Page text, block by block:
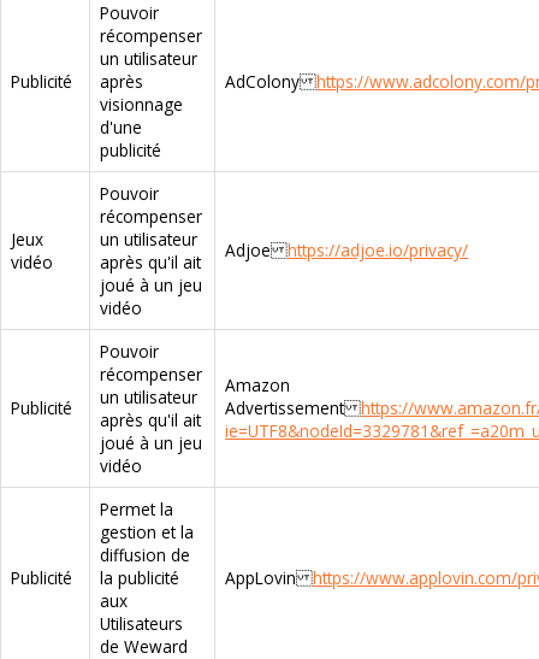
Publicité
Pouvoir
récompenser
un utilisateur
après
visionnage
d'une
publicité
AdColonyhttps://www.adcolony.com/
Jeux
vidéo
Pouvoir
récompenser
un utilisateur
après qu'il ait
joué à un jeu
vidéo
Adjoehttps://adjoe.io/privacy/
Publicité
Pouvoir
récompenser
un utilisateur
après qu'il ait
joué à un jeu
vidéo
Amazon
Advertissementhttps://
Publicité
Permet la
gestion et la
diffusion de
la publicité
aux
Utilisateurs
de Weward
AppLovinhttps://www.applovin.com/